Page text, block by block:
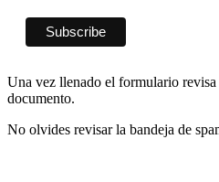
Una vez llenado el formulario revisa
documento.
No olvides revisar la bandeja de